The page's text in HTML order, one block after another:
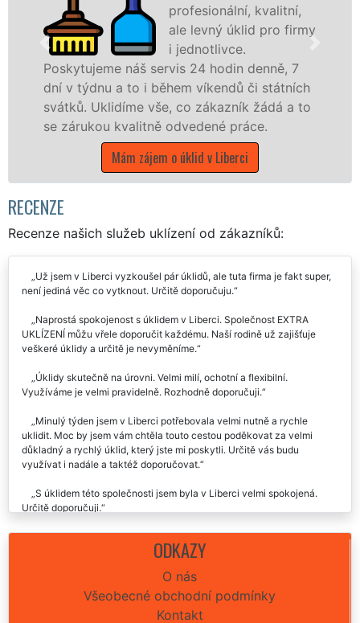
firmy
a to
profesionální
služby NON-
nabízíme pro všechny obchodní
státní podniky, ale i domácnosti v
Libereckém kraji s jistotou čistoty.
Mám zájem o úklidové služby v Liberci
RECENZE
Recenze našich služeb uklízení od zákazníků:
Už jsem v Liberci vyzkoušel pár úklidů, ale tuta firma je fakt super,
není jediná věc co vytknout. Určitě doporučuju.
Naprostá spokojenost s úklidem v Liberci. Společnost EXTRA
UKLÍZENÍ můžu vřele doporučit každému. Naší rodině už zajišťuje
veškeré úklidy a určitě je nevyměníme.
Úklidy skutečně na úrovni. Velmi milí, ochotní a flexibilní.
Využíváme je velmi pravidelně. Rozhodně doporučuji.
Minulý týden jsem v Liberci potřebovala velmi nutně a rychle
uklidit. Moc by jsem vám chtěla touto cestou poděkovat za velmi
důkladný a rychlý úklid, který jste mi poskytli. Určitě vás budu
využívat i nadále a taktéž doporučovat.
S úklidem této společnosti jsem byla v Liberci velmi spokojená.
Určitě doporučuji.
Už 2x jsem využila v Liberci úklid této společnosti. Vždy jsem byla
maximálně spokojená. Děkuju moc moc..👍😊😊.
Vynikající služba i zkušenost. Včera nám tato úklidová firma
zajišťovala úklid naší nemovitosti v Liberci. Celý průběh úklidů byl
naprosto perfektní, seděla cena úklidu i celá domluva. Za nás můžeme
ODKAZY
O nás
Všeobecné obchodní podmínky
Kontakt